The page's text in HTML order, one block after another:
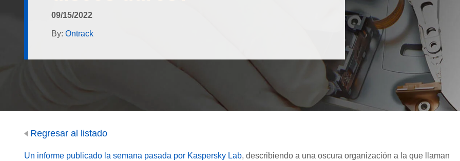
09/15/2022
By: Ontrack
Regresar al listado
Un informe publicado la semana pasada por Kaspersky Lab, describiendo a una oscura organización a la que llaman